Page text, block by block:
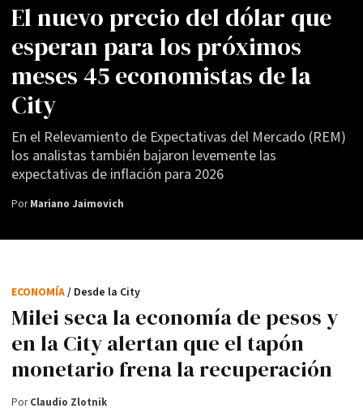
El nuevo precio del dólar que
esperan para los próximos
meses 45 economistas de la
City
En el Relevamiento de Expectativas del Mercado (REM)
los analistas también bajaron levemente las
expectativas de inflación para 2026
PorMariano Jaimovich
Milei seca la economía de pesos y
en la City alertan que el tapón
monetario frena la recuperación
ECONOMÍA/ Desde la City
PorClaudio Zlotnik